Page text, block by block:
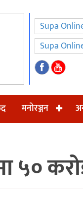
Supa
Supa
मनोरञ्जन
५०